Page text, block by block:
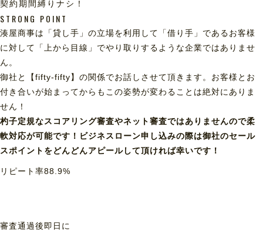
契約期間縛りナシ！
STRONG POINT
湊屋商事は「貸し手」の立場を利用して「借り手」であるお客様
に対して「上から目線」でやり取りするような企業ではありませ
ん。
御社と【fifty-fifty】の関係でお話しさせて頂きます。お客様とお
付き合いが始まってからもこの姿勢が変わることは絶対にありま
せん！
杓子定規なスコアリング審査やネット審査ではありませんので柔
軟対応が可能です！ビジネスローン申し込みの際は御社のセール
スポイントをどんどんアピールして頂ければ幸いです！
リピート率88.9%
審査通過後即日に